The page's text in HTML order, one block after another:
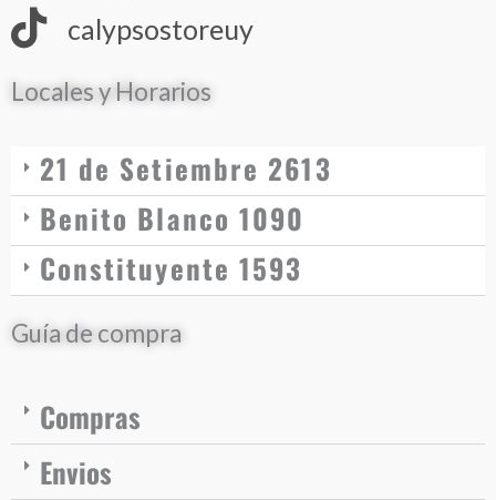
calypsostoreuy
Locales y Horarios
21 de Setiembre 2613
Benito Blanco 1090
Constituyente 1593
Guía de compra
Compras
Envios